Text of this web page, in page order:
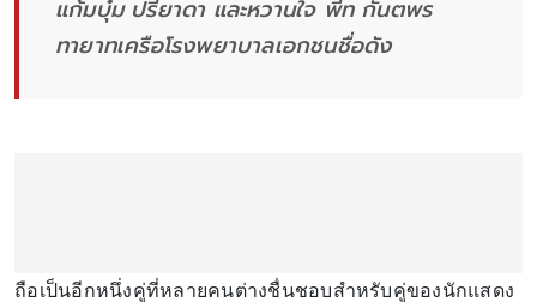
แก้มบุ๋ม ปรียาดา และหวานใจ พีท กันตพร
ทายาทเครือโรงพยาบาลเอกชนชื่อดัง
ถือเป็นอีกหนึ่งคู่ที่หลายคนต่างชื่นชอบสำหรับคู่ของนักแสดง